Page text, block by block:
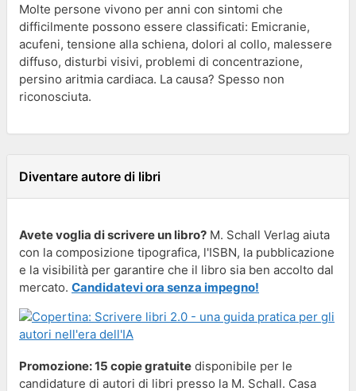
Molte persone vivono per anni con sintomi che
difficilmente possono essere classificati: Emicranie,
acufeni, tensione alla schiena, dolori al collo, malessere
diffuso, disturbi visivi, problemi di concentrazione,
persino aritmia cardiaca. La causa? Spesso non
riconosciuta.
Diventare autore di libri
Avete voglia di scrivere un libro? M. Schall Verlag aiuta
con la composizione tipografica, l'ISBN, la pubblicazione
e la visibilità per garantire che il libro sia ben accolto dal
mercato. Candidatevi ora senza impegno!
Promozione: 15 copie gratuite disponibile per le
candidature di autori di libri presso la M. Schall. Casa